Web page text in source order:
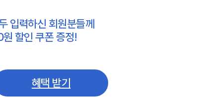
입력하신 회원분들께
할인 쿠폰 증정!
혜택 받기